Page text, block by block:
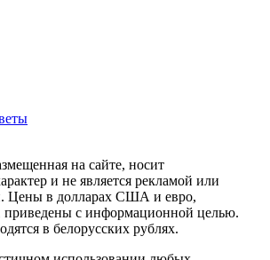
на сайте, носит
и не является рекламой или
Цены в долларах США и евро,
приведены с информационной целью.
в белорусских рублях.